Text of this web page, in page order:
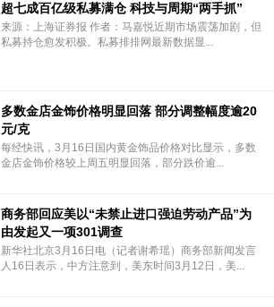
超七成百亿级私募满仓 科技与周期“两手抓”
来源：上海证券报 作者：马嘉悦近期市场震荡加剧，但
私募持仓愈发积极。私募排排网最新数据显...
多数金店金饰价格明显回落 部分调整幅度逾20
元/克
每经快讯，3月16日国内黄金饰品价格对比显示，多数
金店金饰价格较上周五明显回落，部分跌价逾...
商务部回应美以“未禁止进口强迫劳动产品”为
由发起又一项301调查
新华社北京3月16日电（记者谢希瑶）商务部新闻发言
人16日表示，中方注意到，美东时间3月12日，美...